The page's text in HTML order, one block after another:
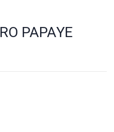
PAPAYE